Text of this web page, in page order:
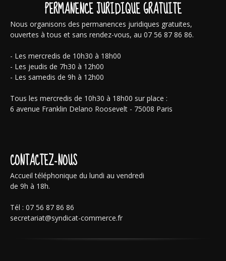
PERMANENCE JURIDIQUE GRATUITE
Nous organisons des permanences juridiques gratuites,
ouvertes à tous et sans rendez-vous, au 07 56 87 86 86.
- Les mercredis de 10h30 à 18h00
- Les jeudis de 7h30 à 12h00
- Les samedis de 9h à 12h00
Tous les mercredis de 10h30 à 18h00 sur place :
6 avenue Franklin Delano Roosevelt - 75008 Paris
CONTACTEZ-NOUS
Accueil téléphonique du lundi au vendredi
de 9h à 18h.
Tél : 07 56 87 86 86
secretariat@syndicat-commerce.fr